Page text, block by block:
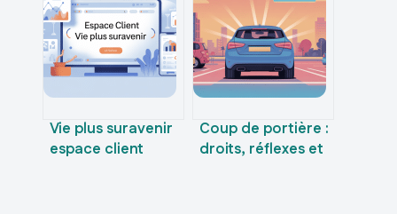
l’obtenir
rapidement et
l’utiliser
services à
connaître
Vie plus suravenir
espace client
Coup de portière :
droits, réflexes et